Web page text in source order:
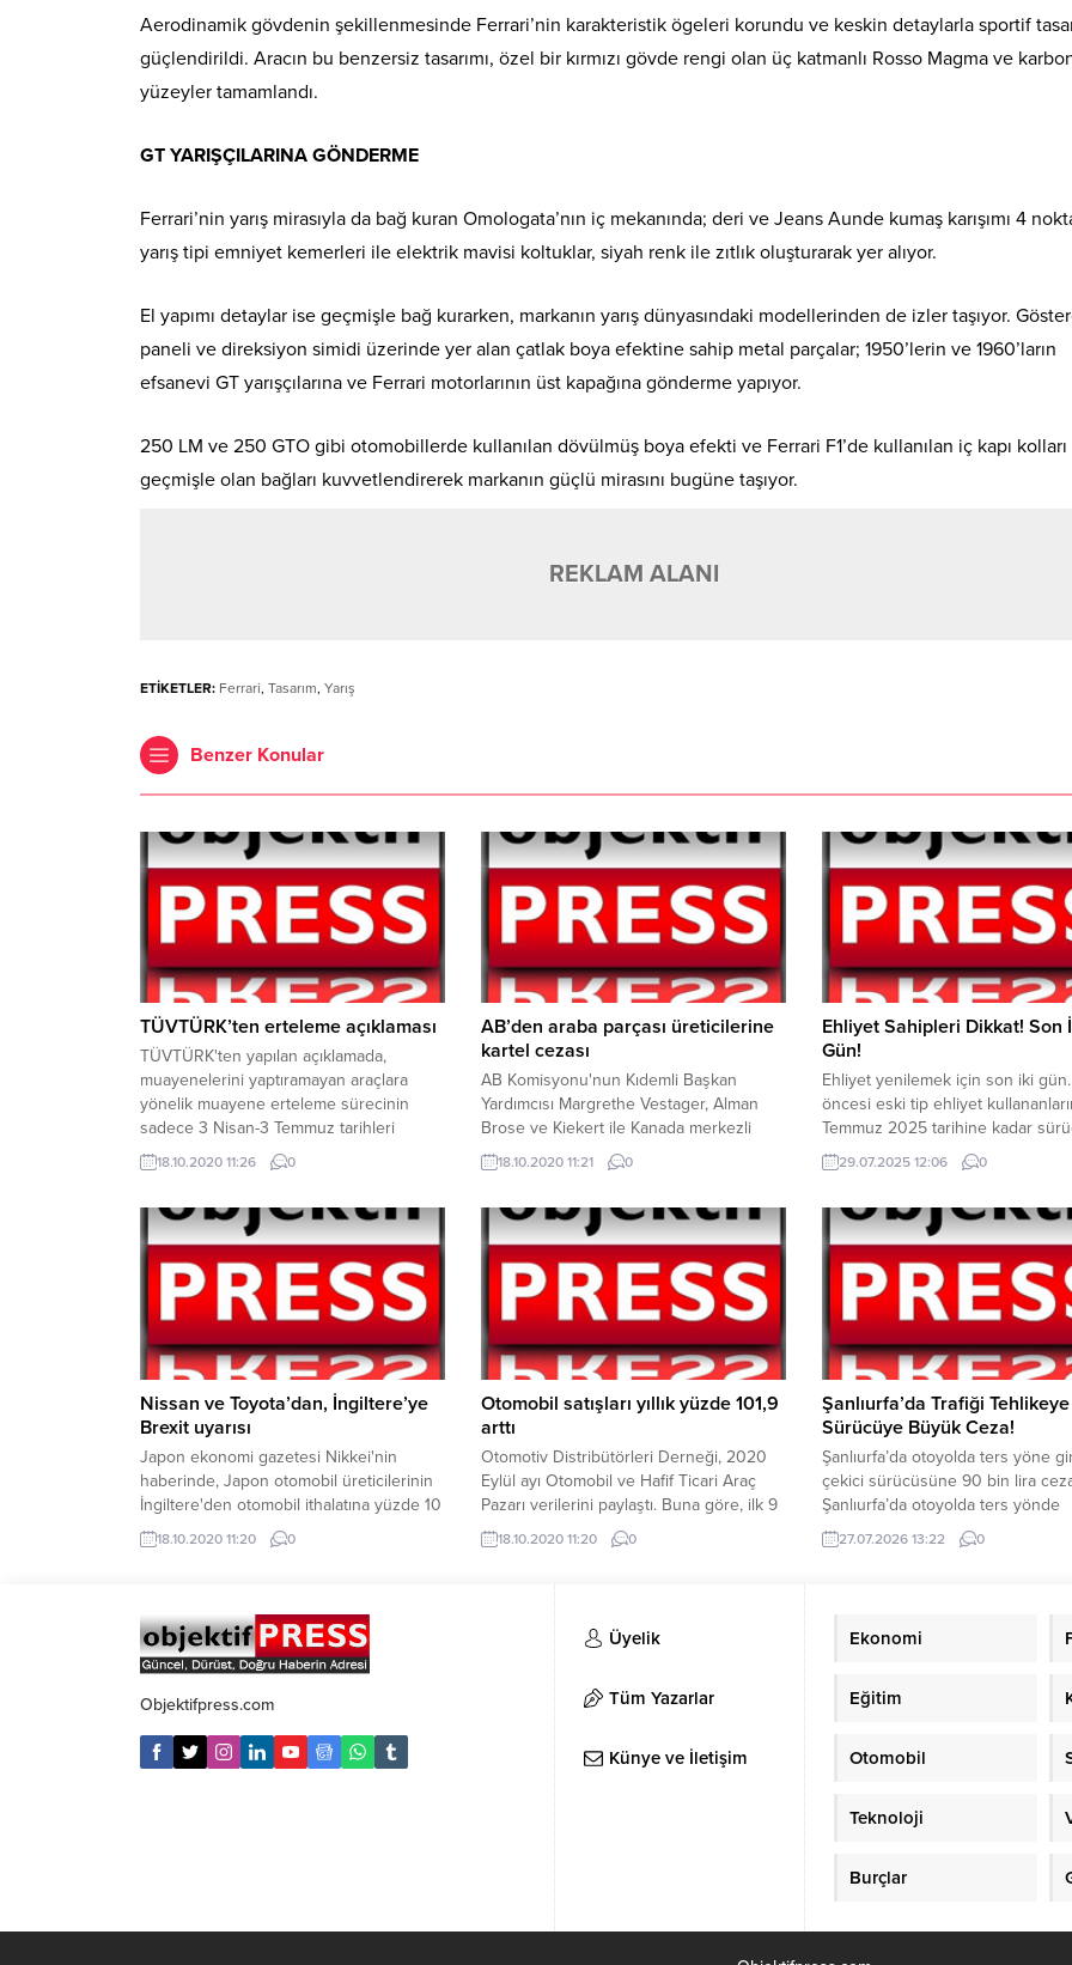
Aerodinamik gövdenin şekillenmesinde Ferrari’nin karakteristik ögeleri korundu ve keskin detaylarla sportif
güçlendirildi. Aracın bu benzersiz tasarımı, özel bir kırmızı gövde rengi olan üç katmanlı Rosso Magma ve
yüzeyler tamamlandı.
GT YARIŞÇILARINA GÖNDERME
Ferrari’nin yarış mirasıyla da bağ kuran Omologata’nın iç mekanında; deri ve Jeans Aunde kumaş karışımı 4
yarış tipi emniyet kemerleri ile elektrik mavisi koltuklar, siyah renk ile zıtlık oluşturarak yer alıyor.
El yapımı detaylar ise geçmişle bağ kurarken, markanın yarış dünyasındaki modellerinden de izler taşıyor.
paneli ve direksiyon simidi üzerinde yer alan çatlak boya efektine sahip metal parçalar; 1950’lerin ve 1960’ların
efsanevi GT yarışçılarına ve Ferrari motorlarının üst kapağına gönderme yapıyor.
250 LM ve 250 GTO gibi otomobillerde kullanılan dövülmüş boya efekti ve Ferrari F1’de kullanılan iç kapı kolları
geçmişle olan bağları kuvvetlendirerek markanın güçlü mirasını bugüne taşıyor.
REKLAM ALANI
ETİKETLER: Ferrari, Tasarım, Yarış
Benzer Konular
TÜVTÜRK’ten erteleme açıklaması
TÜVTÜRK'ten yapılan açıklamada,
muayenelerini yaptıramayan araçlara
yönelik muayene erteleme sürecinin
sadece 3 Nisan-3 Temmuz tarihleri
arasındaki araçları kapsadığı belirtildi.
18.10.2020 11:26 0
AB’den araba parçası üreticilerine
kartel cezası
AB Komisyonu'nun Kıdemli Başkan
Yardımcısı Margrethe Vestager, Alman
Brose ve Kiekert ile Kanada merkezli
Magna firmalarının arabaların kapı ve cam
sistemlerini içeren parçaların üretiminde
açıkladı.
18.10.2020 11:21 0
Ehliyet Sahipleri Dikkat! Son
Gün!
Ehliyet yenilemek için son iki
öncesi eski tip ehliyet
Temmuz 2025 tarihine kadar
belgelerini (ehliyet) yenilemeleri
gerekiyor. Nüfus ve Vatandaşlık
geldi. Nüfus ve Vatandaşlık İşleri
Müdürlüğü, sosyal medya
yapılan uyarıda Eski sürücü
kullanan Yaklaşık 3 milyon...
29.07.2025 12:06 0
Nissan ve Toyota’dan, İngiltere’ye
Brexit uyarısı
Japon ekonomi gazetesi Nikkei'nin
haberinde, Japon otomobil üreticilerinin
İngiltere'den otomobil ithalatına yüzde 10
ek AB gümrük vergisine hazırlandığı,
üreticilerin İngiliz hükümetinden bu ilave
18.10.2020 11:20 0
Otomobil satışları yıllık yüzde 101,9
arttı
Otomotiv Distribütörleri Derneği, 2020
Eylül ayı Otomobil ve Hafif Ticari Araç
Pazarı verilerini paylaştı. Buna göre, ilk 9
ayık dönemde Türkiye otomobil ve hafif
ticari araç toplam pazarı, bir önceki yılın
493 bin 621 adet olarak
gerçekleşti.Otomobil satışları, aynı
dönemde geçen yıla göre...
18.10.2020 11:20 0
Şanlıurfa’da Trafiği
Sürücüye Büyük Ceza!
Şanlıurfa’da otoyolda ters yöne
çekici sürücüsüne 90 bin lira
Şanlıurfa’da otoyolda ters yönde
seyrederek trafik güvenliğini
düşüren çekici sürücüsüne 90
Şanlıurfa İl Jandarma
27.07.2026 13:22 0
Objektifpress.com
Üyelik
Tüm Yazarlar
Künye ve İletişim
Ekonomi
Eğitim
Otomobil
Teknoloji
Burçlar